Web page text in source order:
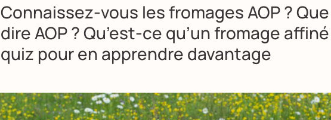
Connaissez-vous les fromages AOP ?
dire AOP ? Qu’est-ce qu’un fromage
quiz pour en apprendre davantage